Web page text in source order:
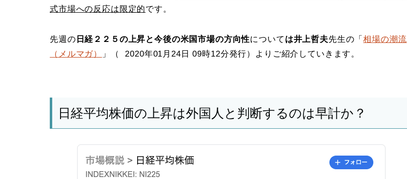
式市場への反応は限定的です。
先週の 日経２２５の上昇と今後の米国市場の方向性について は井上哲夫先生の「相場の潮流
（メルマガ）
」（ 2020年01月24日 09時12分発行）よりご紹介していきます。
日経平均株価の上昇は外国人と判断するのは早計か？